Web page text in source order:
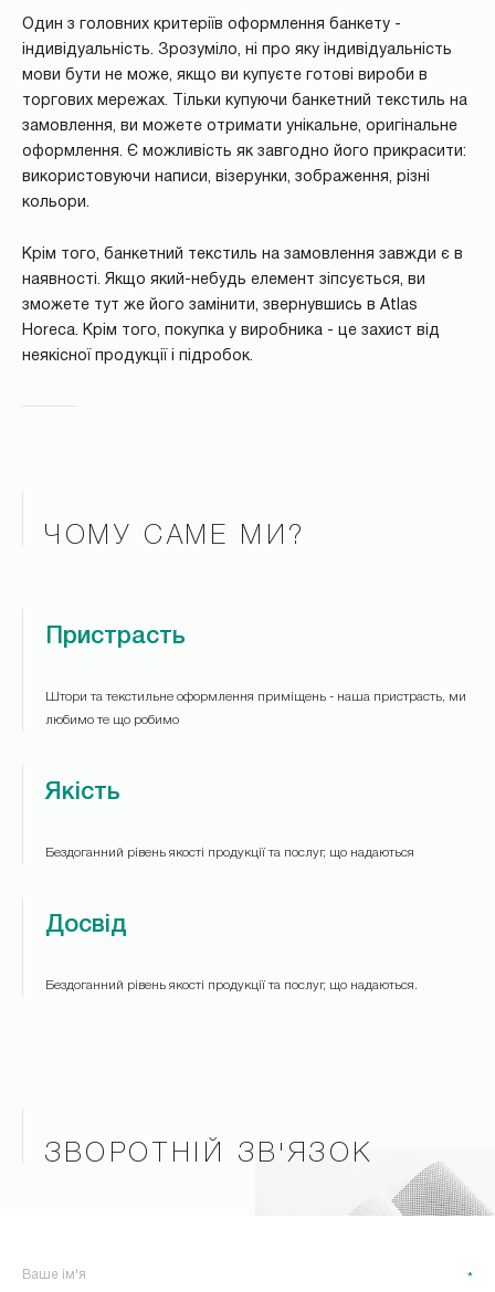
Один з головних критеріїв оформлення банкету -
індивідуальність. Зрозуміло, ні про яку індивідуальність
мови бути не може, якщо ви купуєте готові вироби в
торгових мережах. Тільки купуючи банкетний текстиль на
замовлення, ви можете отримати унікальне, оригінальне
оформлення. Є можливість як завгодно його прикрасити:
використовуючи написи, візерунки, зображення, різні
кольори.
Крім того, банкетний текстиль на замовлення завжди є в
наявності. Якщо який-небудь елемент зіпсується, ви
зможете тут же його замінити, звернувшись в Atlas
Horeca. Крім того, покупка у виробника - це захист від
неякісної продукції і підробок.
ЧОМУ САМЕ МИ?
Пристрасть
Штори та текстильне оформлення приміщень - наша пристрасть, ми
любимо те що робимо
Якість
Бездоганний рівень якості продукції та послуг, що надаються
Досвід
Бездоганний рівень якості продукції та послуг, що надаються.
ЗВОРОТНІЙ ЗВ'ЯЗОК
*